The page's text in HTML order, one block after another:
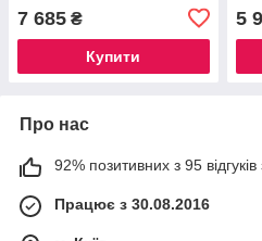
7 685 ₴
Купити
5
Про нас
92% позитивних з 95 відгуків
Працює з 30.08.2016